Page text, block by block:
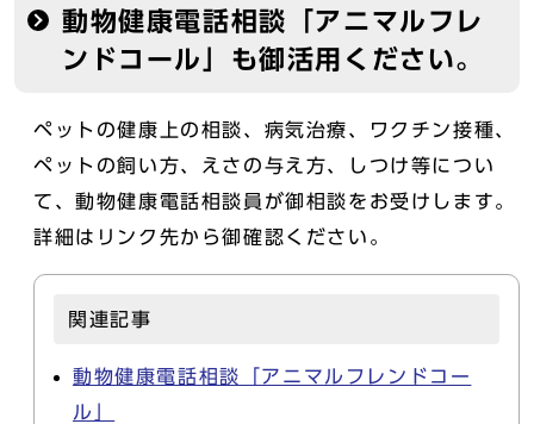
動物健康電話相談「アニマルフレ
ンドコール」も御活用ください。
ペットの健康上の相談、病気治療、ワクチン接種、
ペットの飼い方、えさの与え方、しつけ等につい
て、動物健康電話相談員が御相談をお受けします。
詳細はリンク先から御確認ください。
関連記事
動物健康電話相談「アニマルフレンドコー
ル」